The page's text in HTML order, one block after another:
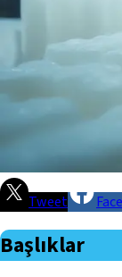
Tweet
Başlıklar